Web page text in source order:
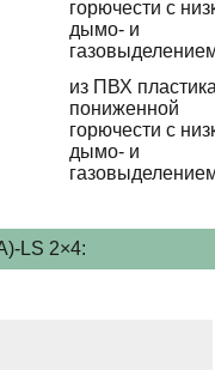
горючести с
дымо- и
из ПВХ
пониженной
горючести с
дымо- и
LS 2×4: